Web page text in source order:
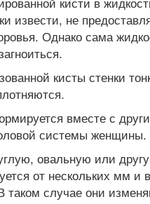
извести, не
Однако сама
кисты стенки
вместе с
системы женщины.
овальную или
от нескольких мм и
таком случае они